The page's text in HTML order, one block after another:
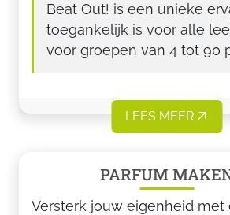
Beat Out! is een unieke
toegankelijk is voor alle
voor groepen van 4 tot 90
LEES MEER
PARFUM
Versterk jouw eigenheid met